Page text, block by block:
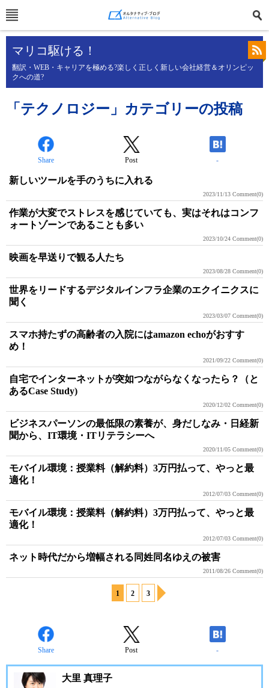
マリコ駆ける！
翻訳・WEB・キャリアを極める?楽しく正しく新しい会社経営＆オリンピッ
クへの道?
「テクノロジー」カテゴリーの投稿
Share Post -
新しいツールを手のうちに入れる
2023/11/13 Comment(0)
作業が大変でストレスを感じていても、実はそれはコンフ
ォートゾーンであることも多い
2023/10/24 Comment(0)
映画を早送りで観る人たち
2023/08/28 Comment(0)
世界をリードするデジタルインフラ企業のエクイニクスに
聞く
2023/03/07 Comment(0)
スマホ持たずの高齢者の入院にはamazon echoがおすす
め！
2021/09/22 Comment(0)
自宅でインターネットが突如つながらなくなったら？（と
あるCase Study)
2020/12/02 Comment(0)
ビジネスパーソンの最低限の素養が、身だしなみ・日経新
聞から、IT環境・ITリテラシーへ
2020/11/05 Comment(0)
モバイル環境：授業料（解約料）3万円払って、やっと最
適化！
2012/07/03 Comment(0)
モバイル環境：授業料（解約料）3万円払って、やっと最
適化！
2012/07/03 Comment(0)
ネット時代だから増幅される同姓同名ゆえの被害
2011/08/26 Comment(0)
1 2 3
Share Post -
大里 真理子